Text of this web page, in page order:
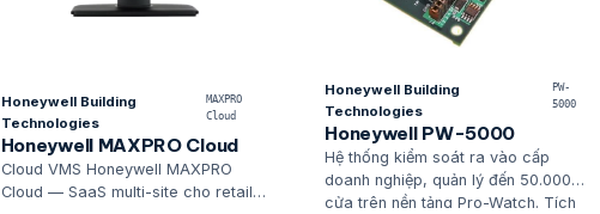
Honeywell Building
Technologies
MAXPRO
Cloud
Honeywell MAXPRO Cloud
Cloud VMS Honeywell MAXPRO
Cloud — SaaS multi-site cho retail
Honeywell Building
Technologies
PW-
5000
Honeywell PW-5000
Hệ thống kiểm soát ra vào cấp
doanh nghiệp, quản lý đến 50.000
cửa trên nền tảng Pro-Watch. Tích